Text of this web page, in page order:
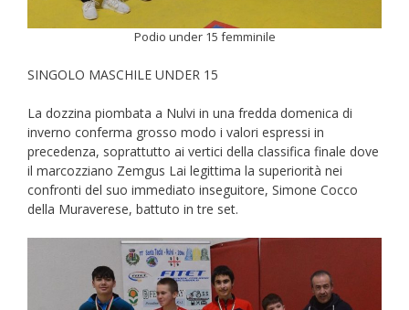
Podio under 15 femminile
SINGOLO MASCHILE UNDER 15
La dozzina piombata a Nulvi in una fredda domenica di
inverno conferma grosso modo i valori espressi in
precedenza, soprattutto ai vertici della classifica finale dove
il marcozziano Zemgus Lai legittima la superiorità nei
confronti del suo immediato inseguitore, Simone Cocco
della Muraverese, battuto in tre set.